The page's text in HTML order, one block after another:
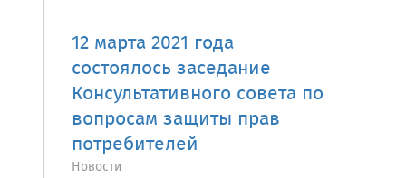
12 марта 2021 года
состоялось заседание
Консультативного совета по
вопросам защиты прав
потребителей
Новости